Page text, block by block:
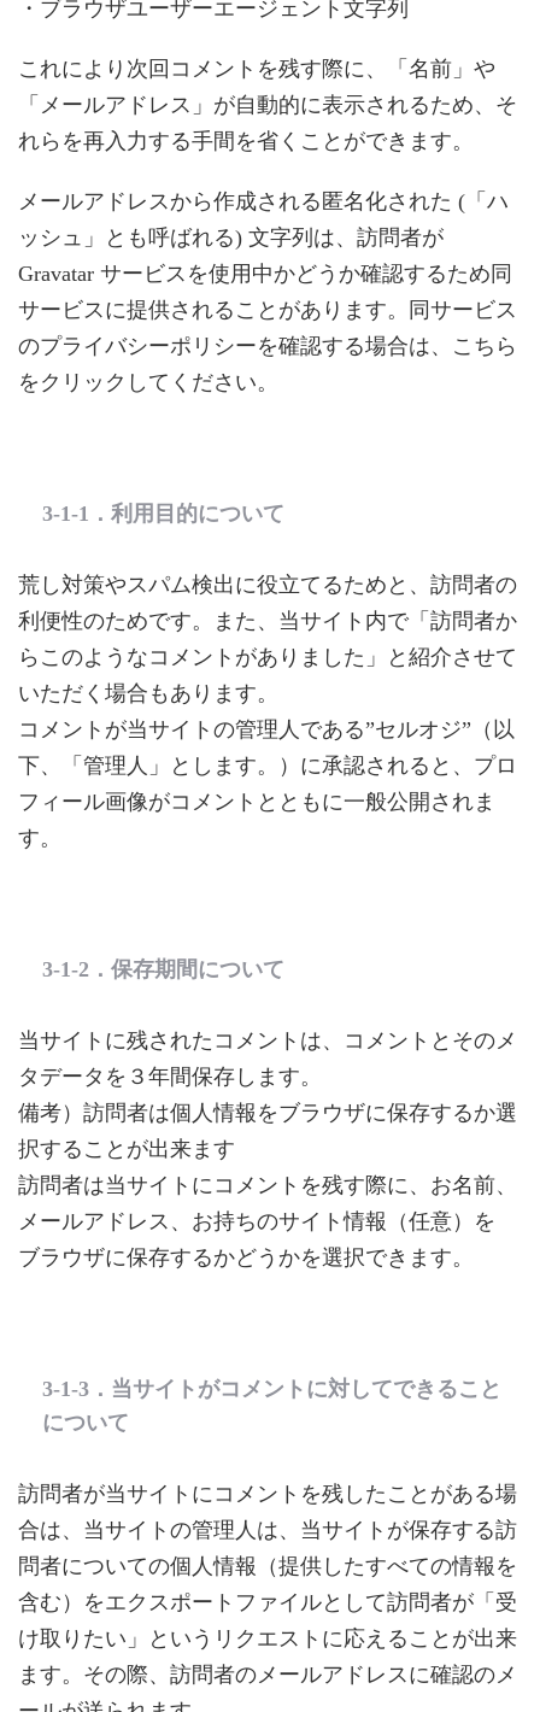
・ブラウザユーザーエージェント文字列
これにより次回コメントを残す際に、「名前」や
「メールアドレス」が自動的に表示されるため、そ
れらを再入力する手間を省くことができます。
メールアドレスから作成される匿名化された (「ハ
ッシュ」とも呼ばれる) 文字列は、訪問者が
Gravatar サービスを使用中かどうか確認するため同
サービスに提供されることがあります。同サービス
のプライバシーポリシーを確認する場合は、こちら
をクリックしてください。
3-1-1．利用目的について
荒し対策やスパム検出に役立てるためと、訪問者の
利便性のためです。また、当サイト内で「訪問者か
らこのようなコメントがありました」と紹介させて
いただく場合もあります。
コメントが当サイトの管理人である”セルオジ”（以
下、「管理人」とします。）に承認されると、プロ
フィール画像がコメントとともに一般公開されま
す。
3-1-2．保存期間について
当サイトに残されたコメントは、コメントとそのメ
タデータを３年間保存します。
備考）訪問者は個人情報をブラウザに保存するか選
択することが出来ます
訪問者は当サイトにコメントを残す際に、お名前、
メールアドレス、お持ちのサイト情報（任意）を
ブラウザに保存するかどうかを選択できます。
3-1-3．当サイトがコメントに対してできること
について
訪問者が当サイトにコメントを残したことがある場
合は、当サイトの管理人は、当サイトが保存する訪
問者についての個人情報（提供したすべての情報を
含む）をエクスポートファイルとして訪問者が「受
け取りたい」というリクエストに応えることが出来
ます。その際、訪問者のメールアドレスに確認のメ